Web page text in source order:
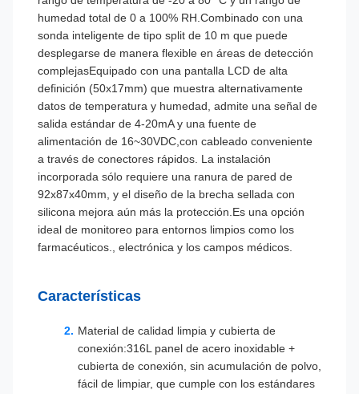
humedad total de 0 a 100% RH.Combinado con una
sonda inteligente de tipo split de 10 m que puede
desplegarse de manera flexible en áreas de detección
complejasEquipado con una pantalla LCD de alta
definición (50x17mm) que muestra alternativamente
datos de temperatura y humedad, admite una señal de
salida estándar de 4-20mA y una fuente de
alimentación de 16~30VDC,con cableado conveniente
a través de conectores rápidos. La instalación
incorporada sólo requiere una ranura de pared de
92x87x40mm, y el diseño de la brecha sellada con
silicona mejora aún más la protección.Es una opción
ideal de monitoreo para entornos limpios como los
farmacéuticos., electrónica y los campos médicos.
Características
Material de calidad limpia y cubierta de
conexión:316L panel de acero inoxidable +
cubierta de conexión, sin acumulación de polvo,
fácil de limpiar, que cumple con los estándares